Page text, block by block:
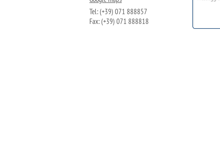
Tel: (+39) 071 888857
Fax: (+39) 071 888818